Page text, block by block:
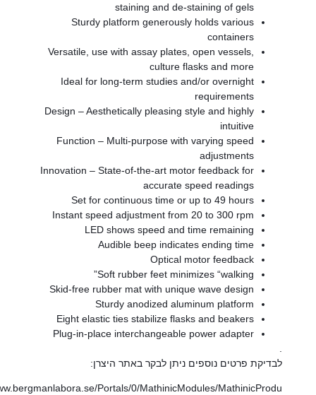
staining and de-staining of gels
Sturdy platform generously holds various
containers
Versatile, use with assay plates, open vessels,
culture flasks and more
Ideal for long-term studies and/or overnight
requirements
Design – Aesthetically pleasing style and highly
Function – Multi-purpose with varying speed
adjustments
Innovation – State-of-the-art motor feedback for
accurate speed readings
Set for continuous time or up to 49 hours
Instant speed adjustment from 20 to 300 rpm
LED shows speed and time remaining
Audible beep indicates ending time
Optical motor feedback
Soft rubber feet minimizes “walking”
Skid-free rubber mat with unique wave design
Sturdy anodized aluminum platform
Eight elastic ties stabilize flasks and beakers
Plug-in-place interchangeable power adapter
פרטים נוספים ניתן לבקר באתר היצרן:
http://www.bergmanlabora.se/Portals/0/MathinicModules/